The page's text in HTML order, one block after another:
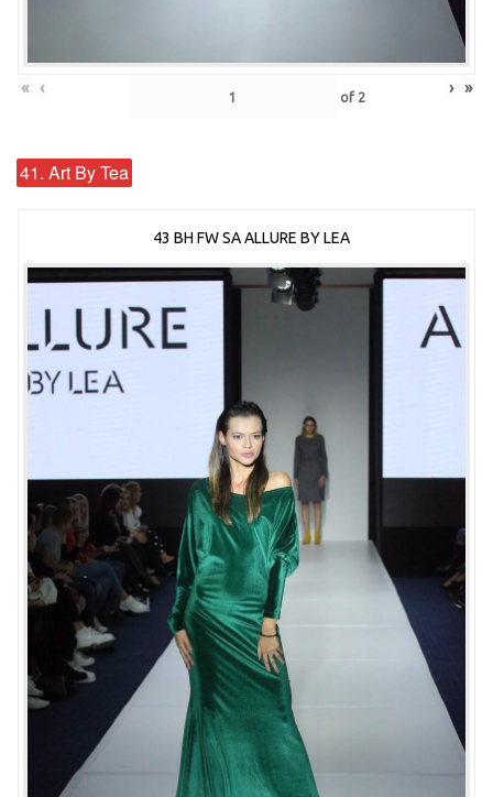
« ‹ of 2 › »
41. Art By Tea
43 BH FW SA ALLURE BY LEA